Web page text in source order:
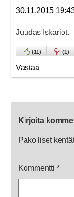
30.11.2015
Juudas Iskariot.
(11) (1)
Vastaa
Kirjoita
Pakolliset
Kommentti *